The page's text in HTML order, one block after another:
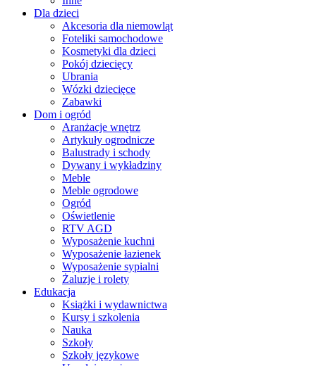
Dla dzieci
Akcesoria dla niemowląt
Foteliki samochodowe
Kosmetyki dla dzieci
Pokój dziecięcy
Ubrania
Wózki dziecięce
Zabawki
Dom i ogród
Aranżacje wnętrz
Artykuły ogrodnicze
Balustrady i schody
Dywany i wykładziny
Meble
Meble ogrodowe
Ogród
Oświetlenie
RTV AGD
Wyposażenie kuchni
Wyposażenie łazienek
Wyposażenie sypialni
Żaluzje i rolety
Edukacja
Książki i wydawnictwa
Kursy i szkolenia
Nauka
Szkoły
Szkoły językowe